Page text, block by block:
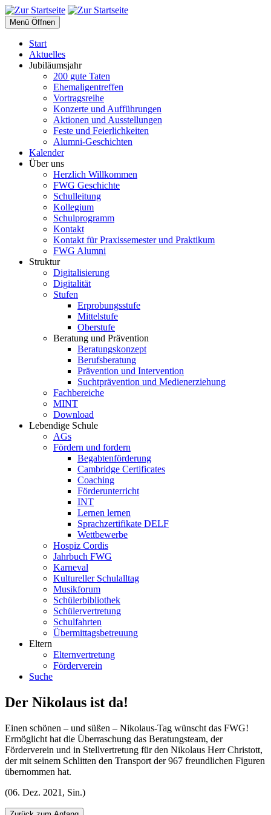
Menü Öffnen
Start
Aktuelles
Jubiläumsjahr
200 gute Taten
Ehemaligentreffen
Vortragsreihe
Konzerte und Aufführungen
Aktionen und Ausstellungen
Feste und Feierlichkeiten
Alumni-Geschichten
Kalender
Über uns
Herzlich Willkommen
FWG Geschichte
Schulleitung
Kollegium
Schulprogramm
Kontakt
Kontakt für Praxissemester und Praktikum
FWG Alumni
Struktur
Digitalisierung
Digitalität
Stufen
Erprobungsstufe
Mittelstufe
Oberstufe
Beratung und Prävention
Beratungskonzept
Berufsberatung
Prävention und Intervention
Suchtprävention und Medienerziehung
Fachbereiche
MINT
Download
Lebendige Schule
AGs
Fördern und fordern
Begabtenförderung
Cambridge Certificates
Coaching
Förderunterricht
INT
Lernen lernen
Sprachzertifikate DELF
Wettbewerbe
Hospiz Cordis
Jahrbuch FWG
Karneval
Kultureller Schulalltag
Musikforum
Schülerbibliothek
Schülervertretung
Schulfahrten
Übermittagsbetreuung
Eltern
Elternvertretung
Förderverein
Suche
Der Nikolaus ist da!
Einen schönen – und süßen – Nikolaus-Tag wünscht das FWG!
Ermöglicht hat die Überraschung das Beratungsteam, der
Förderverein und in Stellvertretung für den Nikolaus Herr Christott,
der mit seinem Schlitten den Transport der 967 freundlichen Figuren
übernommen hat.
(06. Dez. 2021, Sin.)